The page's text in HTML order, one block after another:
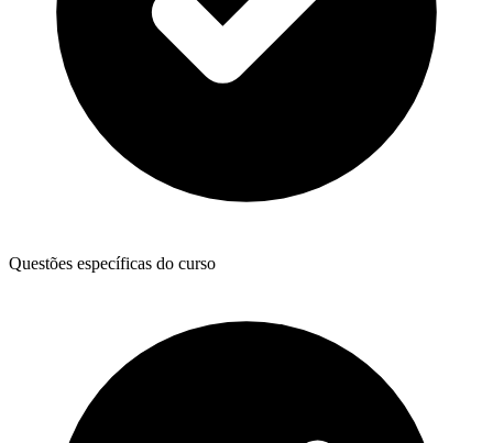
Questões específicas do curso